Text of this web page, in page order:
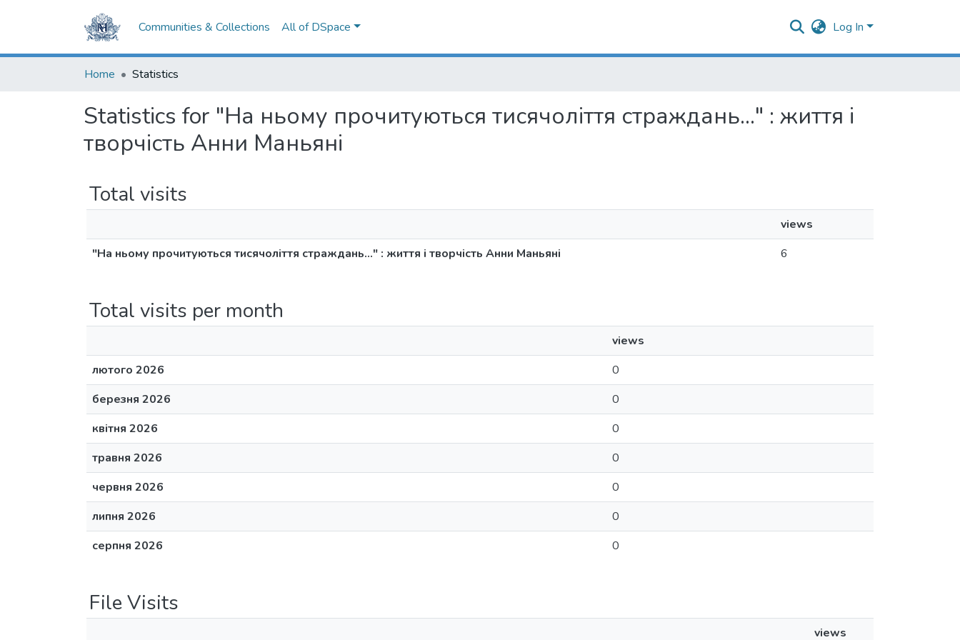
Communities & Collections All of DSpace Log In
Home Statistics
Statistics for "На ньому прочитуються тисячоліття страждань..." : життя і
творчість Анни Маньяні
Total visits
views
"На ньому прочитуються тисячоліття страждань..." : життя і творчість Анни Маньяні
6
Total visits per month
views
лютого 2026
0
березня 2026
0
квітня 2026
0
травня 2026
0
червня 2026
0
липня 2026
0
серпня 2026
0
File Visits
views